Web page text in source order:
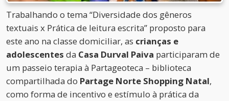
Trabalhando o tema “Diversidade dos gêneros
textuais x Prática de leitura escrita” proposto para
este ano na classe domiciliar, as crianças e
adolescentes da Casa Durval Paiva participaram de
um passeio terapia à Partageoteca – biblioteca
compartilhada do Partage Norte Shopping Natal,
como forma de incentivo e estímulo à prática da